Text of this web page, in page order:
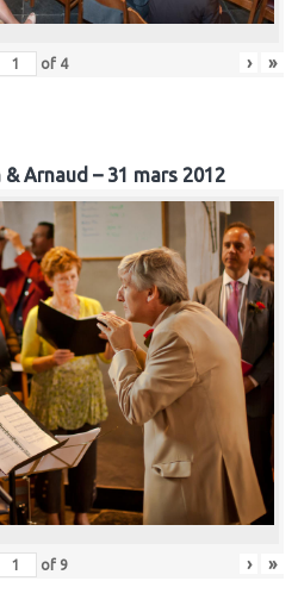
of 4 › »
Arnaud – 31 mars 2012
of 9 › »